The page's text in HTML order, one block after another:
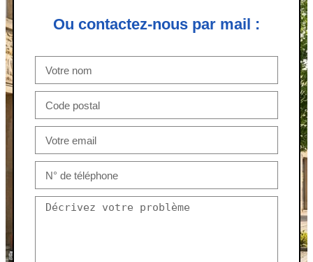
Ou contactez-nous par mail :